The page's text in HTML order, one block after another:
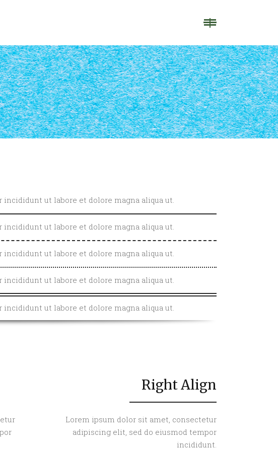
ut labore et dolore magna aliqua ut.
ut labore et dolore magna aliqua ut.
ut labore et dolore magna aliqua ut.
ut labore et dolore magna aliqua ut.
ut labore et dolore magna aliqua ut.
Right Align
Lorem ipsum dolor sit amet, consectetur
adipiscing elit, sed do eiusmod tempor
incididunt.